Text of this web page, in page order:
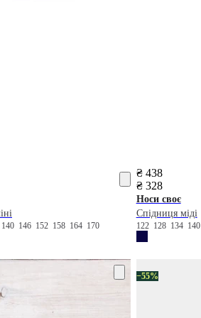
140 146 152 158 164 170
₴ 438
₴ 328
Носи своє
Спідниця міді
122 128 134 140
−55%